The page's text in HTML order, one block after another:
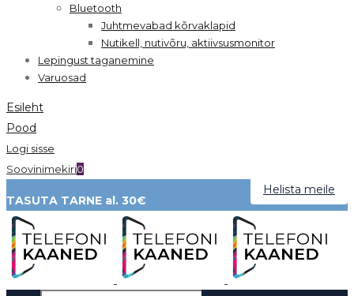
Bluetooth
Juhtmevabad kõrvaklapid
Nutikell, nutivõru, aktiivsusmonitor
Lepingust taganemine
Varuosad
Esileht
Pood
Logi sisse
Soovinimekiri0
TASUTA TARNE al. 30€
Helista meile